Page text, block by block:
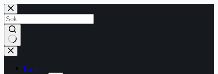
Hoppa
till
innehåll
Inga
resultat
Hem